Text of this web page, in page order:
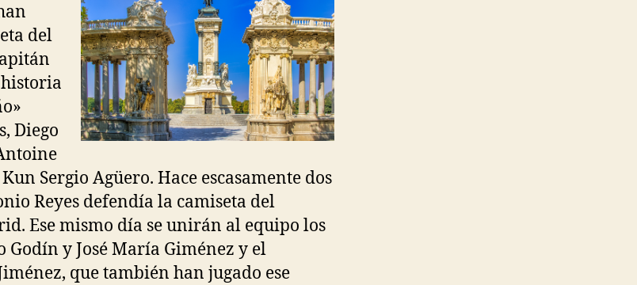
del
Diego
Sergio Agüero. Hace escasamente dos
Reyes defendía la camiseta del
Ese mismo día se unirán al equipo los
Godín y José María Giménez y el
que también han jugado ese